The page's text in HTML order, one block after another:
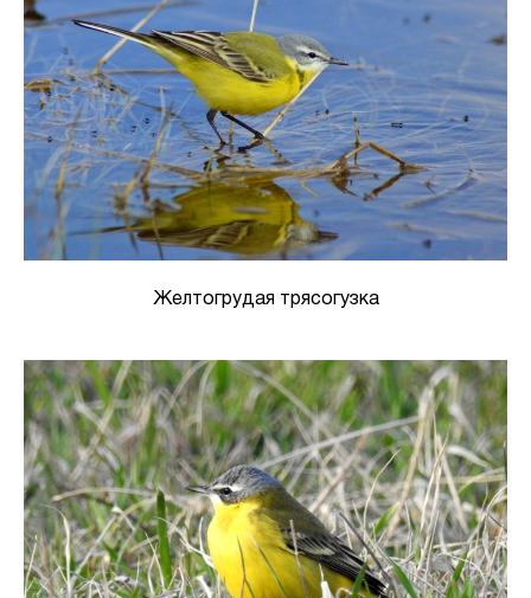
Желтогрудая трясогузка